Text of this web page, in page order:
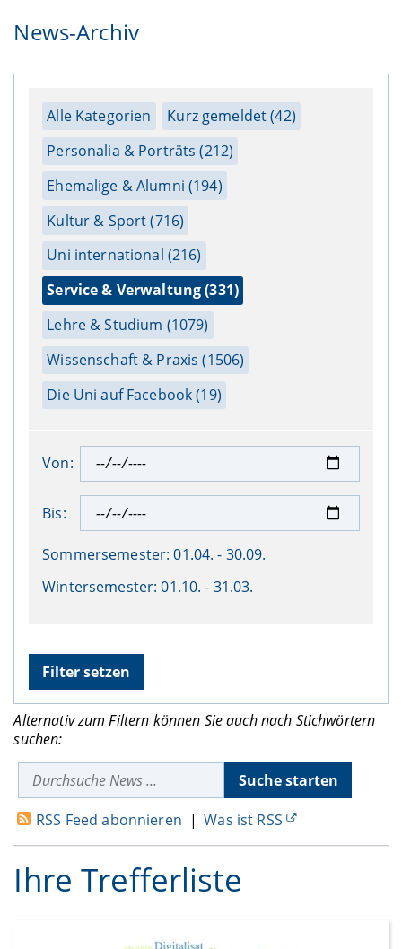
News-Archiv
Alle Kategorien
Kurz gemeldet (42)
Personalia & Porträts (212)
Ehemalige & Alumni (194)
Kultur & Sport (716)
Uni international (216)
Service & Verwaltung (331)
Lehre & Studium (1079)
Wissenschaft & Praxis (1506)
Die Uni auf Facebook (19)
Von:
Bis:
Sommersemester: 01.04. - 30.09.
Wintersemester: 01.10. - 31.03.
Alternativ zum Filtern können Sie auch nach Stichwörtern
suchen:
RSS Feed abonnieren | Was ist RSS
Ihre Trefferliste